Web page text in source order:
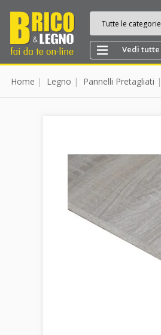
Tutte le categorie
Vedi tutte
Home Legno Pannelli Pretagliati